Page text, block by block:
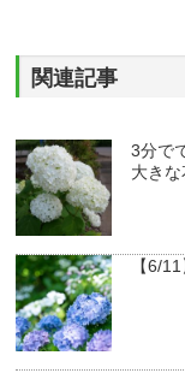
関連記事
3分で
大き
【6/